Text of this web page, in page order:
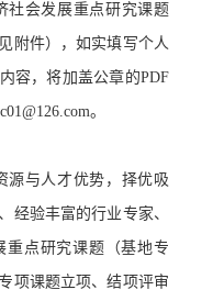
社会发展重点研究课题
附件），如实填写个人
容，将加盖公章的PDF
。
源与人才优势，择优吸
经验丰富的行业专家、
重点研究课题（基地专
项课题立项、结项评审